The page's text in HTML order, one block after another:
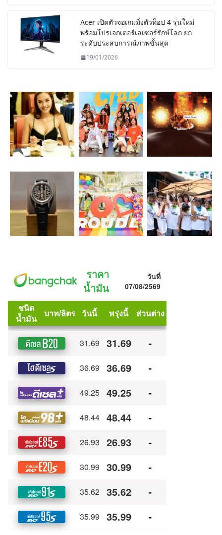
Acer เปิดตัวจอเกมมิ่งตัวท็อป 4 รุ่นใหม่
พร้อมโปรเจกเตอร์เลเซอร์รักษ์โลก ยก
ระดับประสบการณ์ภาพขั้นสุด
19/01/2026